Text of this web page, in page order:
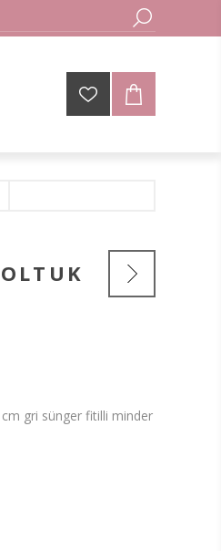
gri sünger fitilli minder